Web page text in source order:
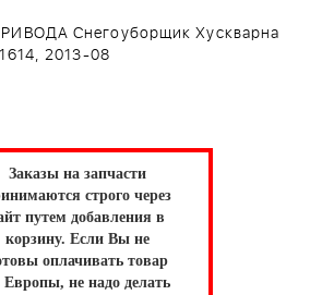
Снегоуборщик Хускварна
2013-08
Заказы на запчасти
строго через
путем добавления в
корзину. Если Вы не
оплачивать товар
Европы, не надо делать